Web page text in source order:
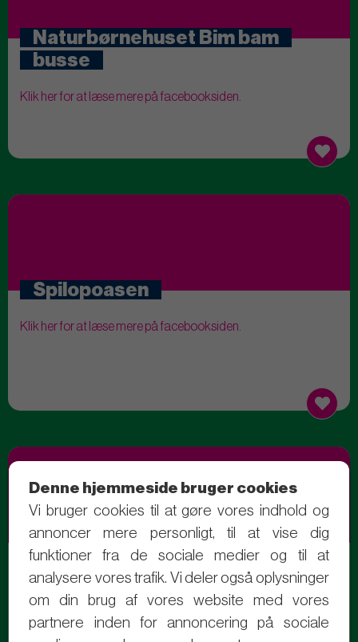
Naturbørnehuset Bim bam
busse
Klik her for at læse mere på facebooksiden.
Spilopoasen
Klik her for at læse mere på facebooksiden.
Sussis troldeunger
Klik her for at læse mere på facebooksiden.
Denne hjemmeside bruger cookies
Vi bruger cookies til at gøre vores indhold og
annoncer mere personligt, til at vise dig
funktioner fra de sociale medier og til at
analysere vores trafik. Vi deler også oplysninger
om din brug af vores website med vores
partnere inden for annoncering på sociale